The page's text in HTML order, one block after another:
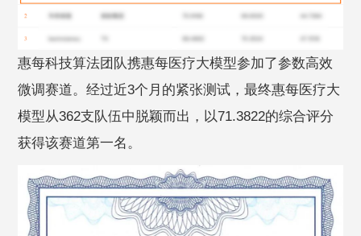
惠每科技算法团队携惠每医疗大模型参加了参数高效
微调赛道。经过近3个月的紧张测试，最终惠每医疗大
模型从362支队伍中脱颖而出，以71.3822的综合评分
获得该赛道第一名。